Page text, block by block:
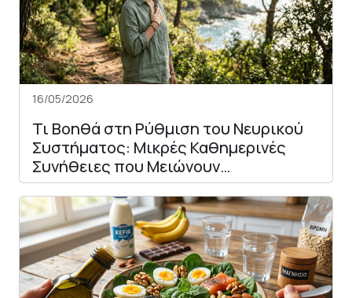
16/05/2026
Τι Βοηθά στη Ρύθμιση του Νευρικού
Συστήματος: Μικρές Καθημερινές
Συνήθειες που Μειώνουν…